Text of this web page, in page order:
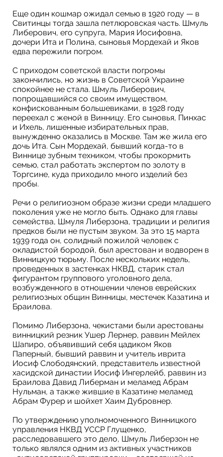
Еще один кошмар ожидал семью в 1920 году — в
Свитинцы тогда зашла петлюровская часть. Шмуль
Либерович, его супруга, Мария Иосифовна,
дочери Ита и Полина, сыновья Мордехай и Яков
едва пережили погром.
C приходом советской власти погромы
закончились, но жизнь в Советской Украине
спокойнее не стала. Шмуль Либерович,
попрощавшийся со своим имуществом,
конфискованным большевиками, в 1928 году
переехал с женой в Винницу. Его сыновья, Пинхас
и Ихель, лишенные избирательных прав,
вынужденно оказались в Москве. Там же жила его
дочь Ита. Сын Мордехай, бывший когда-то в
Виннице зубным техником, чтобы прокормить
семью, стал работать экспертом по золоту в
Торгсине, куда приходило много изделий без
пробы.
Речи о религиозном образе жизни среди младшего
поколения уже не могло быть. Однако для главы
семейства, Шмуля Либерзона, традиции и религия
предков были не пустым звуком. За это 15 марта
1939 года он, солидный пожилой человек с
окладистой бородой, был арестован и водворен в
Винницкую тюрьму. После нескольких недель,
проведенных в застенках НКВД, старик стал
фигурантом группового уголовного дела,
возбужденного в отношении членов еврейских
религиозных общин Винницы, местечек Казатина и
Браилова.
Помимо Либерзона, чекистами были арестованы
винницкий резник Ушер Лернер, раввин Мейлех
Шапиро, объявивший себя цадиком Яков
Паперный, бывший раввин и учитель иврита
Иосиф Слободянский, представитель известной
хасидской династии Иосиф Ингерлейб, раввин из
Браилова Давид Либерман и меламед Абрам
Нульман, а также жившие в Казатине меламед
Абрам Фурер и шойхет Хаим Дубровнер.
По утверждению уполномоченного Винницкого
управления НКВД УССР Глущенко,
расследовавшего это дело, Шмуль Либерзон не
только являлся одним из активных участников